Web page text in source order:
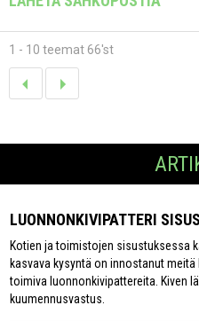
1 - 10 teemat 66'st
LUONNONKIVIPATTERI
Kotien ja toimistojen sisustuksessa
kasvava kysyntä on innostanut
toimiva luonnonkivipattereita. Kiven
kuumennusvastus.